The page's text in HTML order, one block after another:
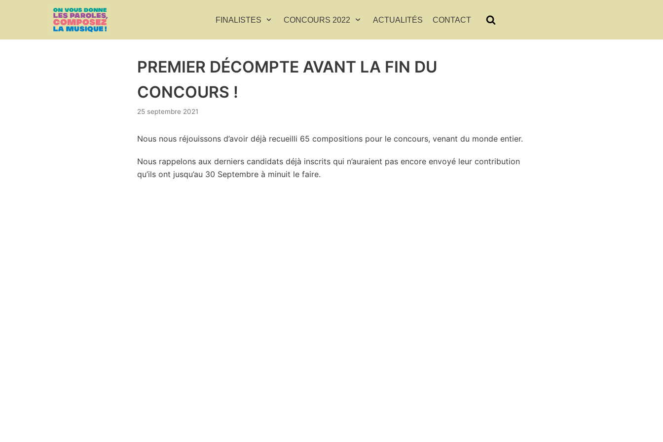
au
FINALISTES CONCOURS 2022 ACTUALITÉS CONTACT
PREMIER DÉCOMPTE AVANT LA FIN DU
CONCOURS !
25 septembre 2021
Nous nous réjouissons d’avoir déjà recueilli 65 compositions pour le concours, venant du monde entier.
Nous rappelons aux derniers candidats déjà inscrits qui n’auraient pas encore envoyé leur contribution
qu’ils ont jusqu’au 30 Septembre à minuit le faire.